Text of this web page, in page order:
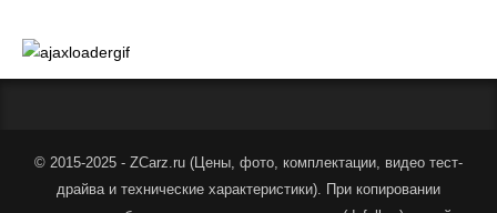
© 2015-2025 - ZCarz.ru (Цены, фото, комплектации, видео тест-
драйва и технические характеристики). При копировании